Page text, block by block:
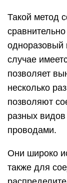
Такой метод
одноразовый
случае
позволяет
несколько
позволяют
разных
проводами.
Они широко
также для